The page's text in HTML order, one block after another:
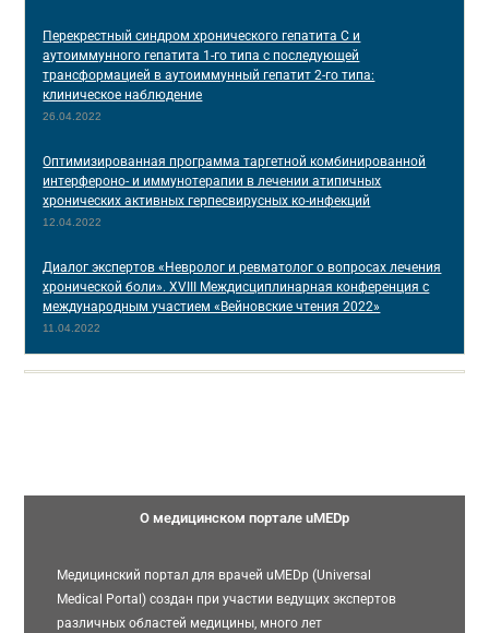
Перекрестный синдром хронического гепатита С и
аутоиммунного гепатита 1-го типа с последующей
трансформацией в аутоиммунный гепатит 2-го типа:
клиническое наблюдение
26.04.2022
Оптимизированная программа таргетной комбинированной
интерфероно- и иммунотерапии в лечении атипичных
хронических активных герпесвирусных ко-инфекций
12.04.2022
Диалог экспертов «Невролог и ревматолог о вопросах лечения
хронической боли». XVIII Междисциплинарная конференция c
международным участием «Вейновские чтения 2022»
11.04.2022
О медицинском портале uMEDp
Медицинский портал для врачей uMEDp (Universal
Medical Portal) создан при участии ведущих экспертов
различных областей медицины, много лет